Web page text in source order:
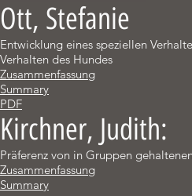
Ott, Stefanie
Entwicklung eines speziellen
Verhalten des Hundes
Zusammenfassung
Summary
PDF
Kirchner, Judith:
Präferenz von in Gruppen
Zusammenfassung
Summary